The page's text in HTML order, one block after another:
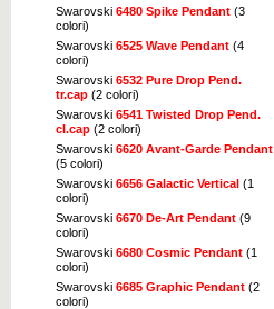
Swarovski 6480 Spike Pendant (3
colori)
Swarovski 6525 Wave Pendant (4
colori)
Swarovski 6532 Pure Drop Pend.
tr.cap (2 colori)
Swarovski 6541 Twisted Drop Pend.
cl.cap (2 colori)
Swarovski 6620 Avant-Garde Pendant
(5 colori)
Swarovski 6656 Galactic Vertical (1
colori)
Swarovski 6670 De-Art Pendant (9
colori)
Swarovski 6680 Cosmic Pendant (1
colori)
Swarovski 6685 Graphic Pendant (2
colori)